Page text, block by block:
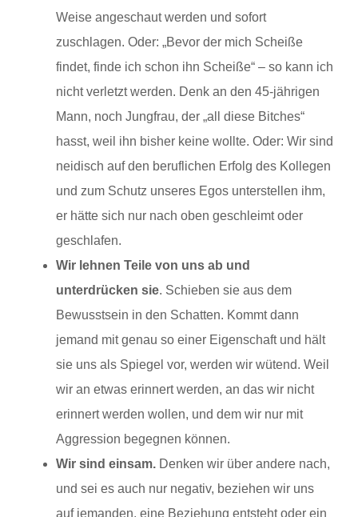
Weise angeschaut werden und sofort
zuschlagen. Oder: „Bevor der mich Scheiße
findet, finde ich schon ihn Scheiße“ – so kann ich
nicht verletzt werden. Denk an den 45-jährigen
Mann, noch Jungfrau, der „all diese Bitches“
hasst, weil ihn bisher keine wollte. Oder: Wir sind
neidisch auf den beruflichen Erfolg des Kollegen
und zum Schutz unseres Egos unterstellen ihm,
er hätte sich nur nach oben geschleimt oder
geschlafen.
Wir lehnen Teile von uns ab und
unterdrücken sie. Schieben sie aus dem
Bewusstsein in den Schatten. Kommt dann
jemand mit genau so einer Eigenschaft und hält
sie uns als Spiegel vor, werden wir wütend. Weil
wir an etwas erinnert werden, an das wir nicht
erinnert werden wollen, und dem wir nur mit
Aggression begegnen können.
Wir sind einsam. Denken wir über andere nach,
und sei es auch nur negativ, beziehen wir uns
auf jemanden, eine Beziehung entsteht oder ein